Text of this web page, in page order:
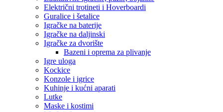
Električni trotineti i Hoverboardi
Guralice i šetalice
Igračke na baterije
Igračke na daljinski
‎Igračke za dvorište
Bazeni i oprema za plivanje
Igre uloga
Kockice
Konzole i igrice
Kuhinje i kućni aparati
Lutke
Maske i kostimi